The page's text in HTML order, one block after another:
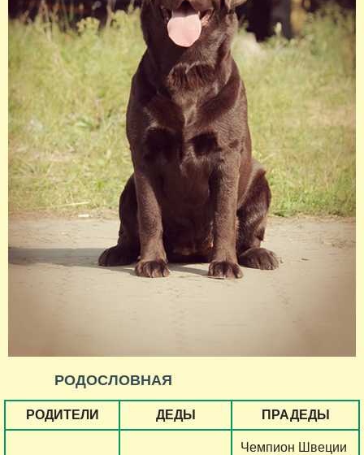
РОДОСЛОВНАЯ
РОДИТЕЛИ ДЕДЫ ПРАДЕДЫ
Чемпион Швеции